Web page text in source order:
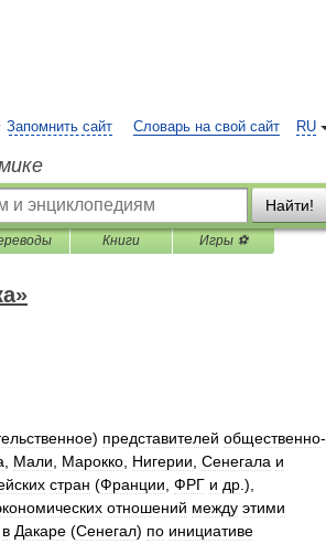
RU
Запомнить сайт Словарь на свой сайт
Найти!
Книги Игры ⚽
) представителей общественно-
Мали Марокко Нигерии Сенегала и
стран (Франции ФРГ и др .),
отношений между этими
в Дакаре (Сенегал) по инициативе